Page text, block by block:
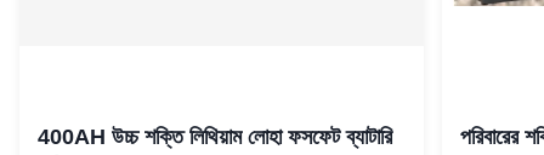
400AH উচ্চ শক্তি লিথিয়াম লোহা ফসফেট ব্যাটারি